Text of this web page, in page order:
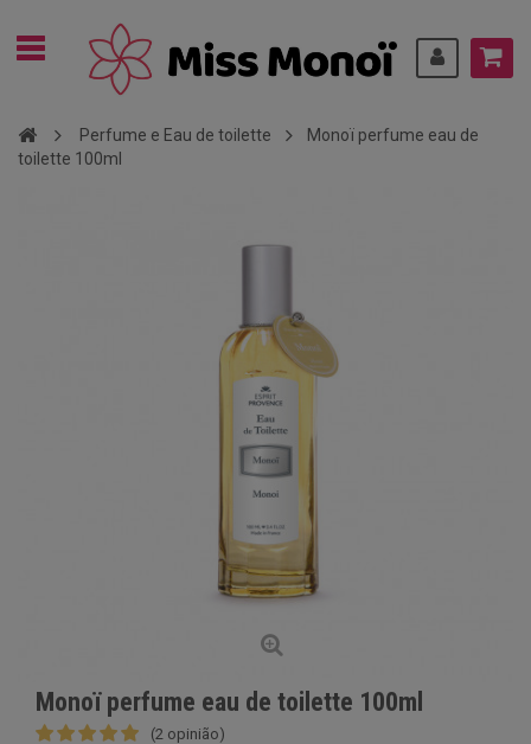
Perfume e Eau de toilette
Monoï perfume eau de
toilette 100ml
Monoï perfume eau de toilette 100ml
(2 opinião)